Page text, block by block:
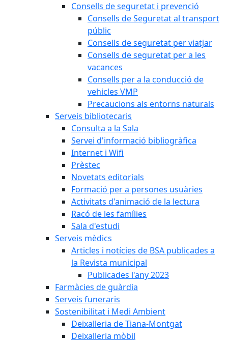
Consells de seguretat i prevenció
Consells de Seguretat al transport
públic
Consells de seguretat per viatjar
Consells de seguretat per a les
vacances
Consells per a la conducció de
vehicles VMP
Precaucions als entorns naturals
Serveis bibliotecaris
Consulta a la Sala
Servei d'informació bibliogràfica
Internet i Wifi
Prèstec
Novetats editorials
Formació per a persones usuàries
Activitats d'animació de la lectura
Racó de les famílies
Sala d'estudi
Serveis mèdics
Articles i notícies de BSA publicades a
la Revista municipal
Publicades l'any 2023
Farmàcies de guàrdia
Serveis funeraris
Sostenibilitat i Medi Ambient
Deixalleria de Tiana-Montgat
Deixalleria mòbil